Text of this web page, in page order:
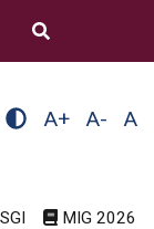
B�squeda
A+ A- A
SGI MIG 2026